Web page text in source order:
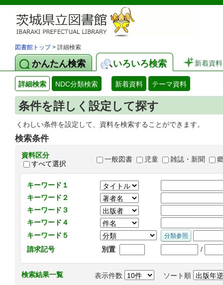
図書館トップ> 詳細検索
かんたん検索 いろいろ検索 新着資料
詳細検索 NDC分類検索 新着資料 テーマ資料
条件を詳しく設定して探す
くわしい条件を設定して、資料を検索することができます。
検索条件
資料区分
すべて選択
一般図書 児童 雑誌・新聞
キーワード１
キーワード２
キーワード３
キーワード４
キーワード５
請求記号
別置 /
検索結果一覧 表示件数 ソート順